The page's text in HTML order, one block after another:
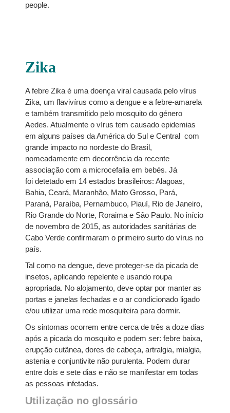
people.
Zika
A febre Zika é uma doença viral causada pelo vírus
Zika, um flavivírus como a dengue e a febre-amarela
e também transmitido pelo mosquito do género
Aedes. Atualmente o vírus tem causado epidemias
em alguns países da América do Sul e Central com
grande impacto no nordeste do Brasil,
nomeadamente em decorrência da recente
associação com a microcefalia em bebés. Já
foi detetado em 14 estados brasileiros: Alagoas,
Bahia, Ceará, Maranhão, Mato Grosso, Pará,
Paraná, Paraíba, Pernambuco, Piauí, Rio de Janeiro,
Rio Grande do Norte, Roraima e São Paulo. No início
de novembro de 2015, as autoridades sanitárias de
Cabo Verde confirmaram o primeiro surto do vírus no
país.
Tal como na dengue, deve proteger-se da picada de
insetos, aplicando repelente e usando roupa
apropriada. No alojamento, deve optar por manter as
portas e janelas fechadas e o ar condicionado ligado
e/ou utilizar uma rede mosquiteira para dormir.
Os sintomas ocorrem entre cerca de três a doze dias
após a picada do mosquito e podem ser: febre baixa,
erupção cutânea, dores de cabeça, artralgia, mialgia,
astenia e conjuntivite não purulenta. Podem durar
entre dois e sete dias e não se manifestar em todas
as pessoas infetadas.
Utilização no glossário